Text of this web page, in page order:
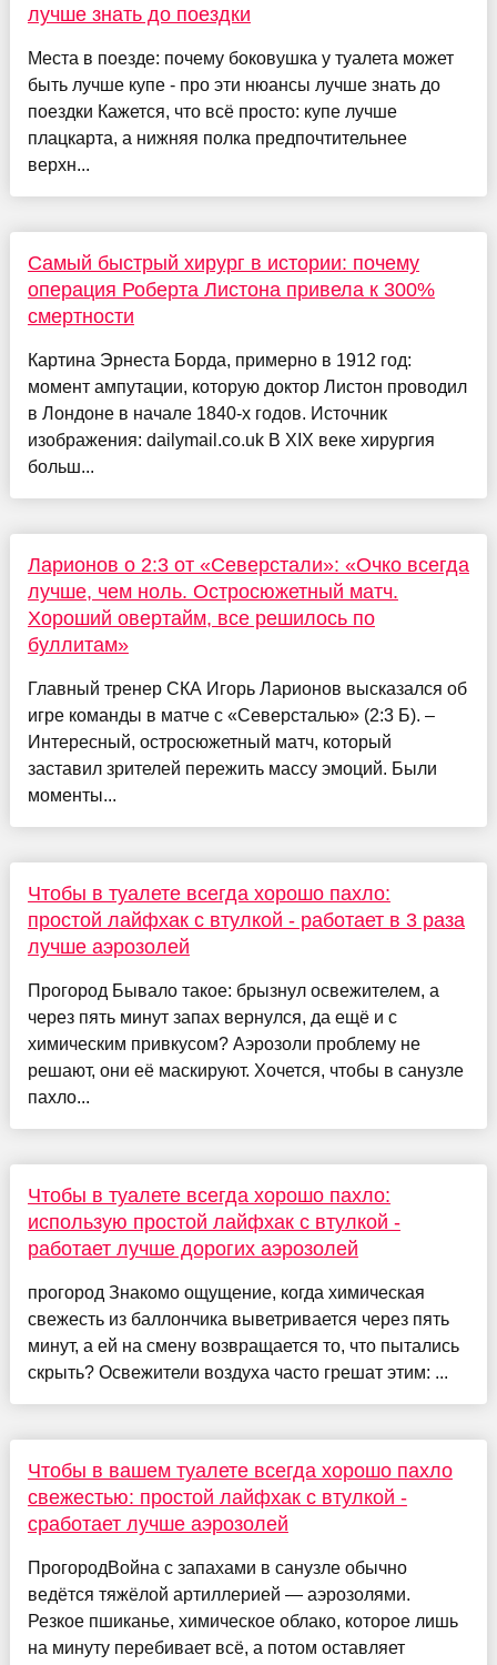
лучше знать до поездки
Места в поезде: почему боковушка у туалета может
быть лучше купе - про эти нюансы лучше знать до
поездки Кажется, что всё просто: купе лучше
плацкарта, а нижняя полка предпочтительнее
верхн...
Самый быстрый хирург в истории: почему
операция Роберта Листона привела к 300%
смертности
Картина Эрнеста Борда, примерно в 1912 год:
момент ампутации, которую доктор Листон проводил
в Лондоне в начале 1840-х годов. Источник
изображения: dailymail.co.uk В XIX веке хирургия
больш...
Ларионов о 2:3 от «Северстали»: «Очко всегда
лучше, чем ноль. Остросюжетный матч.
Хороший овертайм, все решилось по
буллитам»
Главный тренер СКА Игорь Ларионов высказался об
игре команды в матче с «Северсталью» (2:3 Б). –
Интересный, остросюжетный матч, который
заставил зрителей пережить массу эмоций. Были
моменты...
Чтобы в туалете всегда хорошо пахло:
простой лайфхак с втулкой - работает в 3 раза
лучше аэрозолей
Прогород Бывало такое: брызнул освежителем, а
через пять минут запах вернулся, да ещё и с
химическим привкусом? Аэрозоли проблему не
решают, они её маскируют. Хочется, чтобы в санузле
пахло...
Чтобы в туалете всегда хорошо пахло:
использую простой лайфхак с втулкой -
работает лучше дорогих аэрозолей
прогород Знакомо ощущение, когда химическая
свежесть из баллончика выветривается через пять
минут, а ей на смену возвращается то, что пытались
скрыть? Освежители воздуха часто грешат этим: ...
Чтобы в вашем туалете всегда хорошо пахло
свежестью: простой лайфхак с втулкой -
сработает лучше аэрозолей
ПрогородВойна с запахами в санузле обычно
ведётся тяжёлой артиллерией — аэрозолями.
Резкое пшиканье, химическое облако, которое лишь
на минуту перебивает всё, а потом оставляет